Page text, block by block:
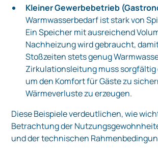
Kleiner Gewerbebetrieb
Warmwasserbedarf ist stark von
Ein Speicher mit ausreichend
Nachheizung wird gebraucht,
Stoßzeiten stets genug
Zirkulationsleitung muss
um den Komfort für Gäste zu
Wärmeverluste zu erzeugen.
Diese Beispiele verdeutlichen, wie
Betrachtung der
und der technischen